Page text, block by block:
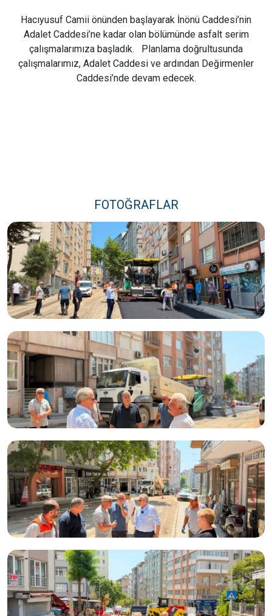
Hacıyusuf Camii önünden başlayarak İnönü Caddesi’nin
Adalet Caddesi’ne kadar olan bölümünde asfalt serim
çalışmalarımıza başladık. Planlama doğrultusunda
çalışmalarımız, Adalet Caddesi ve ardından Değirmenler
Caddesi’nde devam edecek.
FOTOĞRAFLAR